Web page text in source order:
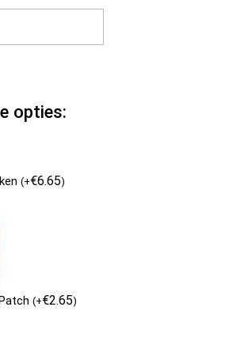
opties:
(+€6.65)
(+€2.65)